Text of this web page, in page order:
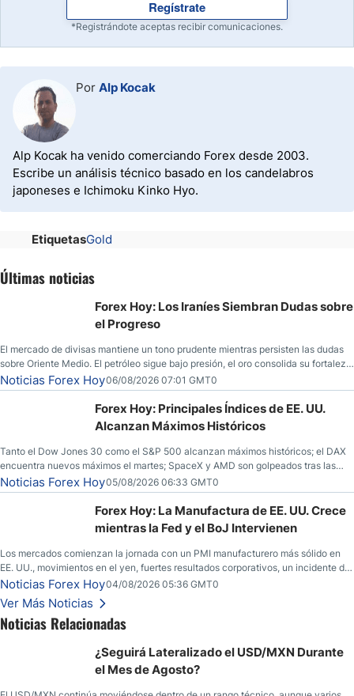
Regístrate
*Registrándote aceptas recibir comunicaciones.
Por Alp Kocak
Alp Kocak ha venido comerciando Forex desde 2003.
Escribe un análisis técnico basado en los candelabros
japoneses e Ichimoku Kinko Hyo.
EtiquetasGold
Últimas noticias
Forex Hoy: Los Iraníes Siembran Dudas sobre
el Progreso
El mercado de divisas mantiene un tono prudente mientras persisten las dudas
sobre Oriente Medio. El petróleo sigue bajo presión, el oro consolida su fortaleza
y los operadores esperan nuevas referencias económicas desde Estados
Unidos.
Noticias Forex Hoy06/08/2026 07:01 GMT0
Forex Hoy: Principales Índices de EE. UU.
Alcanzan Máximos Históricos
Tanto el Dow Jones 30 como el S&P 500 alcanzan máximos históricos; el DAX
encuentra nuevos máximos el martes; SpaceX y AMD son golpeados tras las
llamadas de ganancias; el petróleo crudo cae por debajo de los $80 con nuevas
esperanzas; el dólar estadounidense continúa intentando estabilizarse frente al
yen; el peso mexicano ve un repunte a medida que las tasas caen en EE. UU.
Noticias Forex Hoy05/08/2026 06:33 GMT0
Forex Hoy: La Manufactura de EE. UU. Crece
mientras la Fed y el BoJ Intervienen
Los mercados comienzan la jornada con un PMI manufacturero más sólido en
EE. UU., movimientos en el yen, fuertes resultados corporativos, un incidente de
seguridad en Bitcoin y nuevas señales desde el mercado del petróleo.
Noticias Forex Hoy04/08/2026 05:36 GMT0
Ver Más Noticias
Noticias Relacionadas
¿Seguirá Lateralizado el USD/MXN Durante
el Mes de Agosto?